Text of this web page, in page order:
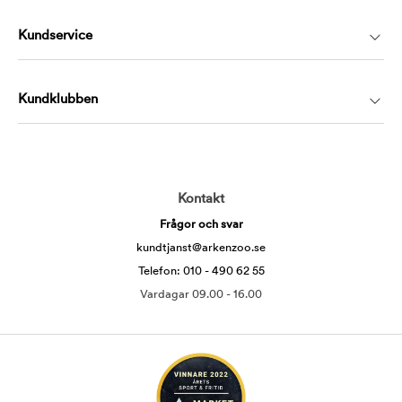
Kundservice
Kundklubben
Kontakt
Frågor och svar
kundtjanst@arkenzoo.se
Telefon: 010 - 490 62 55
Vardagar 09.00 - 16.00